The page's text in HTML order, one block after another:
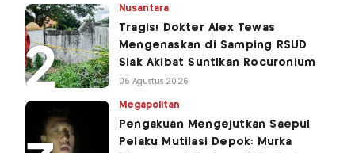
Nusantara
Tragis! Dokter Alex Tewas
Mengenaskan di Samping RSUD
Siak Akibat Suntikan Rocuronium
05 Agustus 2026
Megapolitan
Pengakuan Mengejutkan Saepul
Pelaku Mutilasi Depok: Murka